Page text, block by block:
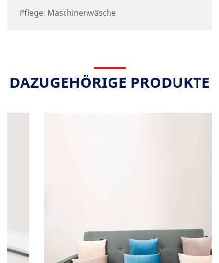
Pflege: Maschinenwäsche
DAZUGEHÖRIGE PRODUKTE